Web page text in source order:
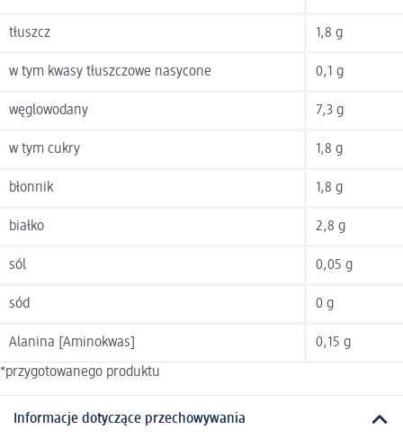
tłuszcz 1,8 g
w tym kwasy tłuszczowe nasycone 0,1 g
węglowodany 7,3 g
w tym cukry 1,8 g
błonnik 1,8 g
białko 2,8 g
sól 0,05 g
sód 0 g
Alanina [Aminokwas] 0,15 g
*przygotowanego produktu
Informacje dotyczące przechowywania